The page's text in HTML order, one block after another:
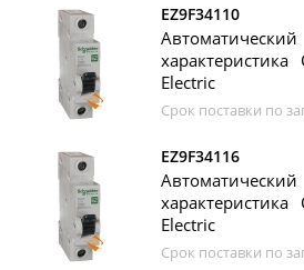
EZ9F34110
Electric
Срок поставки по
EZ9F34116
Electric
Срок поставки по